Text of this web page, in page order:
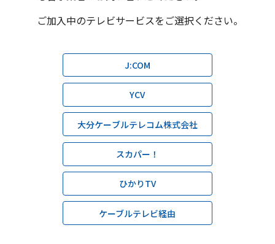
J:COM
YCV
大分ケーブルテレコム株式会社
スカパー！
ひかりTV
ケーブルテレビ経由